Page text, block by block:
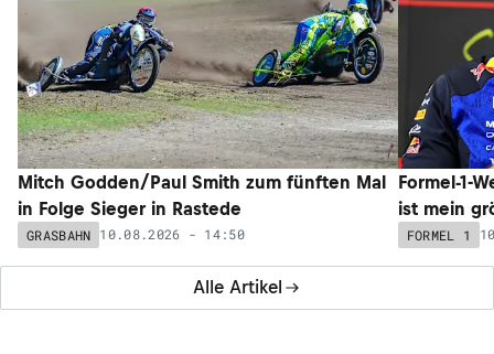
Alle Artikel
Mitch Godden/Paul Smith zum fünften Mal
in Folge Sieger in Rastede
GRASBAHN 10.08.2026 - 14:50
Formel-1-
ist mein
FORMEL 1